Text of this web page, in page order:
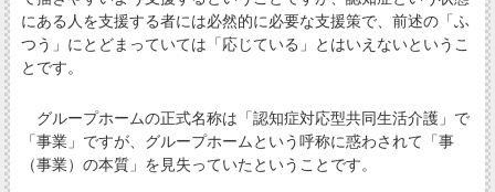
にある人を支援する者には必然的に必要な支援策で、前述の「ふ
つう」にとどまっていては「応じている」とはいえないというこ
とです。
グループホームの正式名称は「認知症対応型共同生活介護」で
「事業」ですが、グループホームという呼称に惑わされて「事
（事業）の本質」を見失っていたということです。